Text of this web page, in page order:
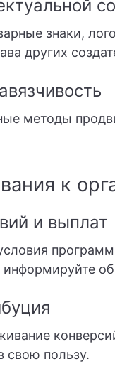
знаки,
других
методы
к
и выплат
свою пользу.